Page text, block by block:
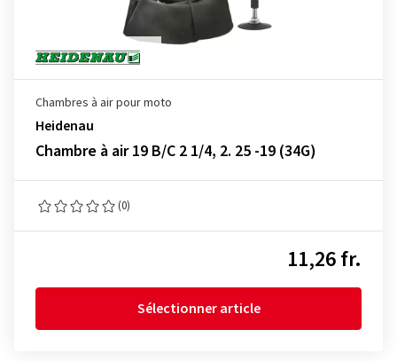
Chambres à air pour moto
Heidenau
Chambre à air 19 B/C 2 1/4, 2. 25 -19 (34G)
(0)
11,26 fr.
Sélectionner article